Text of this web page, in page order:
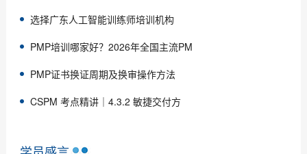
选择广东人工智能训练师培训机构
PMP培训哪家好？2026年全国主流PM
PMP证书换证周期及换审操作方法
CSPM 考点精讲｜4.3.2 敏捷交付方